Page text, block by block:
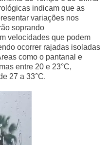
indicam que as
variações nos
soprando
velocidades que podem
ocorrer rajadas isoladas
como o pantanal e
entre 20 e 23°C,
27 a 33°C.